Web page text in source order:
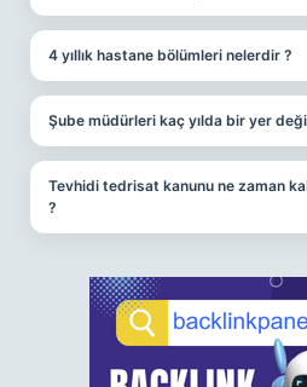
4 yıllık hastane bölümleri nelerdir ?
Şube müdürleri kaç yılda bir yer
Tevhidi tedrisat kanunu ne zaman
?